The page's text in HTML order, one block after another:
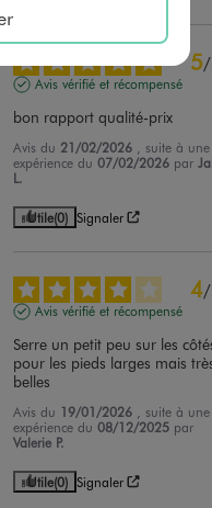
5/
Avis vérifié et récompensé
bon rapport qualité-prix
Avis du 21/02/2026
, suite à une
expérience du07/02/2026 par
L.
Utile(0) Signaler
4/
Avis vérifié et récompensé
Serre un petit peu sur les
pour les pieds larges mais
belles
Avis du 19/01/2026
, suite à une
expérience du08/12/2025 par
Valerie P.
Utile(0) Signaler